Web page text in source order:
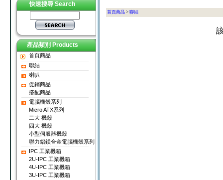
快速搜尋 Search
產品類別 Products
首頁商品
聯結
喇叭
促銷商品
搭配商品
電腦機殼系列
Micro ATX系列
二大 機殼
四大 機殼
小型伺服器機殼
聯力鋁鎂合金電腦機殼系列
IPC 工業機箱
2U-IPC 工業機箱
4U-IPC 工業機箱
3U-IPC 工業機箱
首頁商品> 聯結